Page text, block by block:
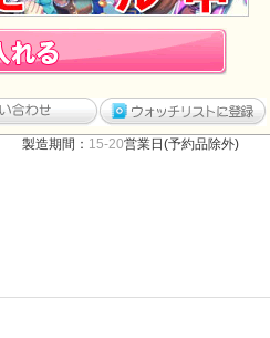
製造期間： 15-20営業日(予約品除外)